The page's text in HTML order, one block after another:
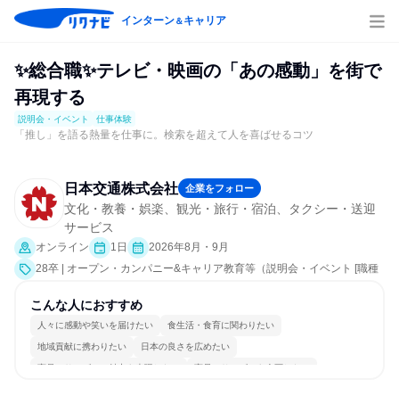
インターン＆キャリア
✨総合職✨テレビ・映画の「あの感動」を街で
再現する
説明会・イベント 仕事体験
「推し」を語る熱量を仕事に。検索を超えて人を喜ばせるコツ
日本交通株式会社 企業をフォロー
文化・教養・娯楽、観光・旅行・宿泊、タクシー・送迎
サービス
オンライン 1日
2026年8月・9月
28卒 | オープン・カンパニー&キャリア教育等（説明会・イベント [職種
こんな人におすすめ
人々に感動や笑いを届けたい 食生活・食育に関わりたい
地域貢献に携わりたい 日本の良さを広めたい
商品・サービスの魅力を表現したい 商品・サービスを企画したい